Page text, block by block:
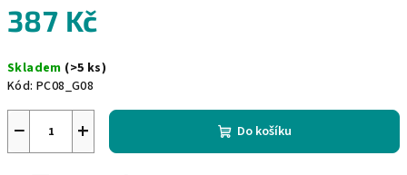
387 Kč
cena:
Skladem (>5 ks)
Kód: PC08_G08
+
− Do košíku